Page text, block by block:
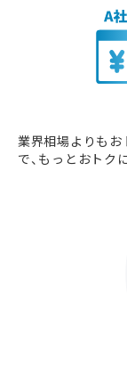
業界相場よりもお
で、もっとおトク